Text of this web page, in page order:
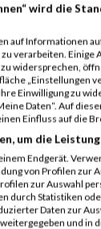
Sturm
Last
Name
wird die
Informationen
verarbeiten.
widersprechen,
„Einstellungen
Einwilligung zu
Daten“. Auf
Einfluss auf die
um die
Endgerät.
von Profilen zur
zur Auswahl
durch Statistiken
Daten zur
und in